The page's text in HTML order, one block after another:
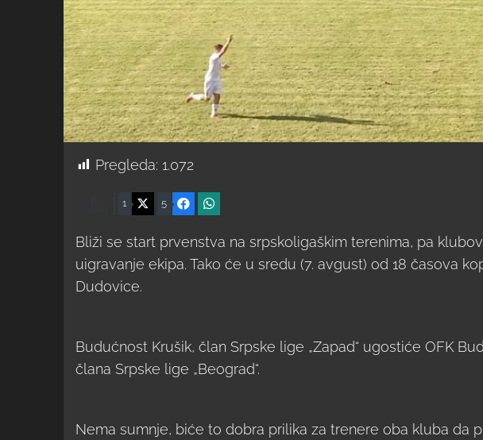
Pregleda: 1.072
1 5 Facebook
Bliži se start prvenstva na srpskoligaškim terenima, pa
uigravanje ekipa. Tako će u sredu (7. avgust) od 18 časova
Dudovice.
Budućnost Krušik, član Srpske lige „Zapad“ ugostiće OFK
člana Srpske lige „Beograd“.
Nema sumnje, biće to dobra prilika za trenere oba kluba da